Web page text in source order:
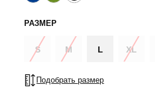
РАЗМЕР
S M L XL
Подобрать размер